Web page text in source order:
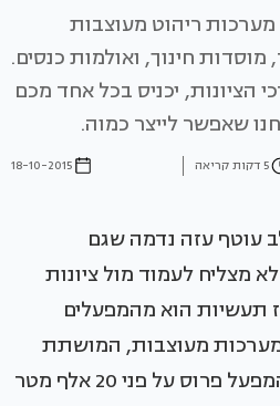
מערכות ריהוט מעוצבות
חינוך, ואולמות כנסים.
הציונות, יכניס בכל אחד מכם
שאפשר לייצר כמוה.
5 דקות קריאה 18-10-2015
עוטף עזה נדמה שגם
מצליח לעמוד מול ציונות
תעשיות הוא מהמפעלים
מערכות מעוצבות, המושתת
כולו על ייצור כחול לבן. המפעל פרוס על פני 20 אלף מטר